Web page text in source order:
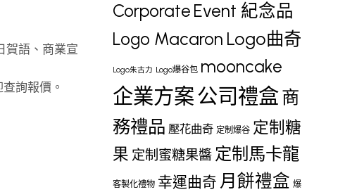
賀語、商業宣
詢報價。
Corporate Event 紀念品
Logo Macaron Logo曲奇
Logo朱古力 Logo爆谷包 mooncake
企業方案公司禮盒商
務禮品 壓花曲奇 定制爆谷 定制糖
果 定制蜜糖果醬 定制馬卡龍
客製化禮物 幸運曲奇 月餅禮盒 爆